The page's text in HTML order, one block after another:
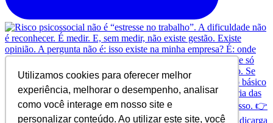
Utilizamos cookies para oferecer melhor
experiência, melhorar o desempenho, analisar
como você interage em nosso site e
personalizar conteúdo. Ao utilizar este site, você